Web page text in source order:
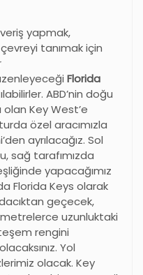
yapmak,
tanımak için
Florida
ABD’nin doğu
olan Key West’e
özel aracımızla
ayrılacağız. Sol
sağ tarafımızda
yapacağımız
Florida Keys olarak
geçecek,
uzunluktaki
rengini
Yol
olacak. Key